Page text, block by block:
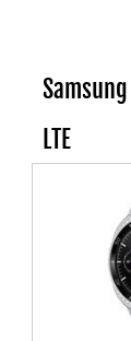
LTE